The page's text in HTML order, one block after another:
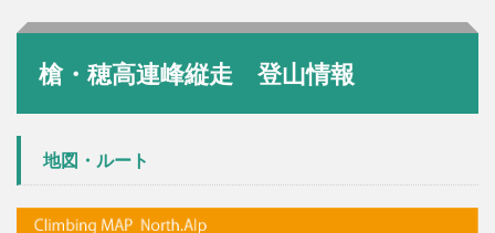
穂高
縦
走
登山
0.1.0.1
地図・ル
ート
槍・穂高連峰縦走 登山情報
地図・ルート